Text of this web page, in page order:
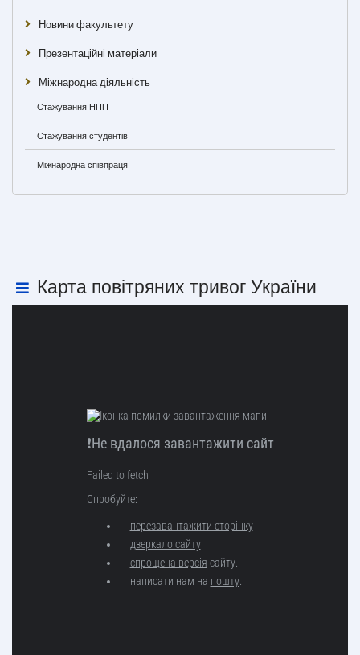
Новини факультету
Презентаційні матеріали
Міжнародна діяльність
Стажування НПП
Стажування студентів
Міжнародна співпраця
Карта повітряних тривог України